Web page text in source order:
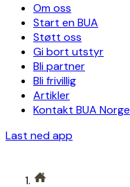
Om oss
Start en BUA
Støtt oss
Gi bort utstyr
Bli partner
Bli frivillig
Artikler
Kontakt BUA Norge
Last ned app